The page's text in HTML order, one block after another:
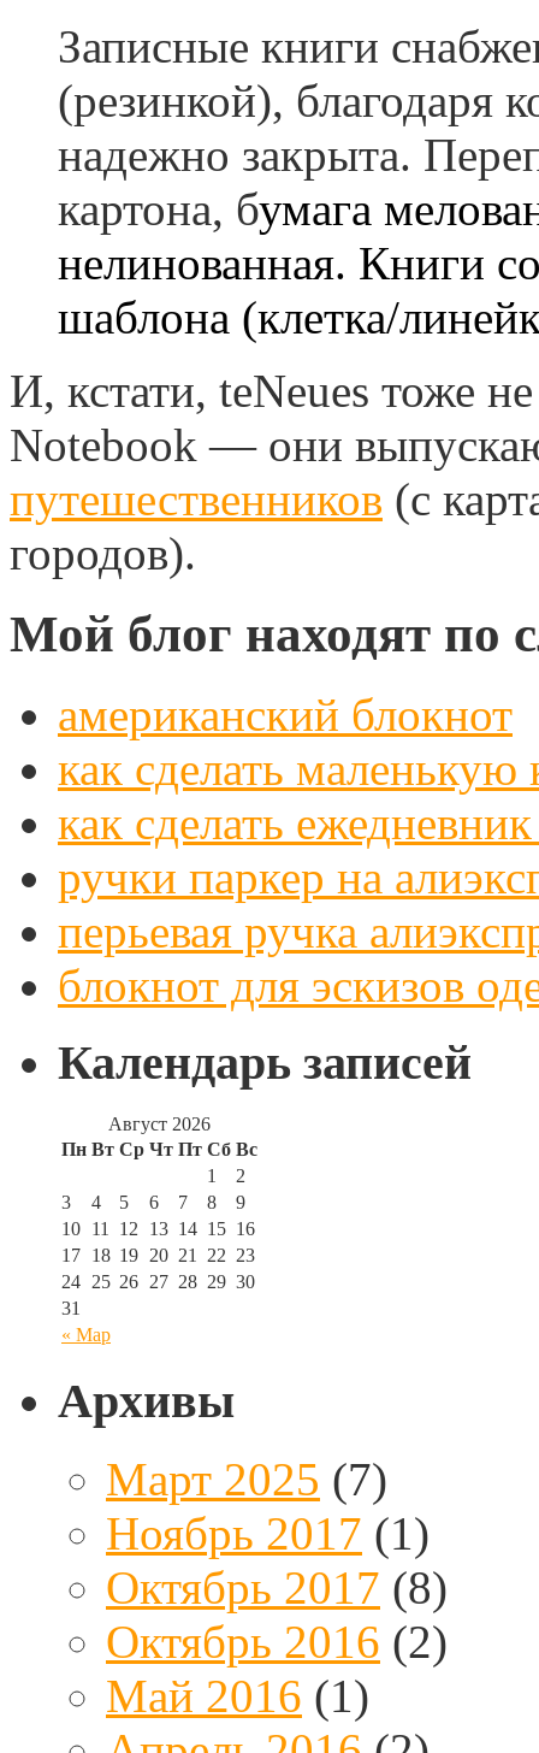
Записные книги
(резинкой), благодаря
надежно закрыта.
картона, бумага
нелинованная. Книги
шаблона (клетка/
И, кстати, teNeues тоже
Notebook — они
путешественников (с
городов).
Мой блог находят по
американский блокнот
как сделать маленькую
как сделать
ручки паркер на
перьевая ручка
блокнот для эскизов
Календарь записей
Август 2026
Пн Вт Ср Чт Пт Сб Вс
« Мар
1
2
3
4 5 6 7 8
9
10 11 12 13 14 15 16
17 18 19 20 21 22 23
24 25 26 27 28 29 30
31
Архивы
Март 2025 (7)
Ноябрь 2017 (1)
Октябрь 2017 (8)
Октябрь 2016 (2)
Май 2016 (1)